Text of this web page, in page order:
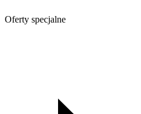
Oferty specjalne